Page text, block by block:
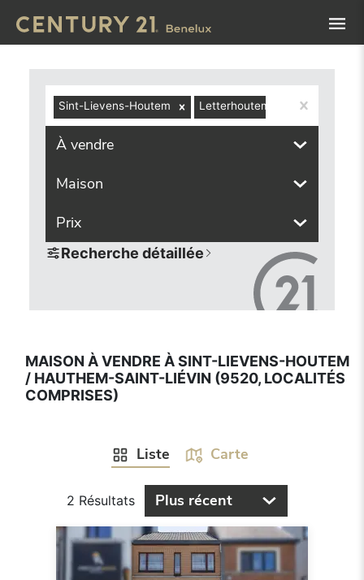
Sint-Lievens-Houtem Letterhoutem
À vendre
Maison
Prix
Recherche détaillée
MAISON À VENDRE À SINT-LIEVENS-HOUTEM
/ HAUTHEM-SAINT-LIÉVIN (9520, LOCALITÉS
COMPRISES)
Liste Carte
2 Résultats Plus récent